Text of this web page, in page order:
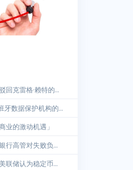
回克雷格·赖特的...
数据保护机构的...
业的激动机遇」
行高管对失败负...
联储认为稳定币...